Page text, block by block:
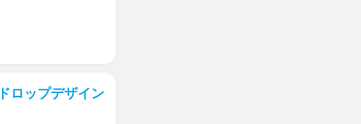
ロップデザイン